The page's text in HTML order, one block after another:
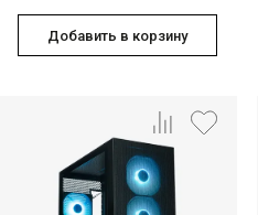
Добавить в корзину